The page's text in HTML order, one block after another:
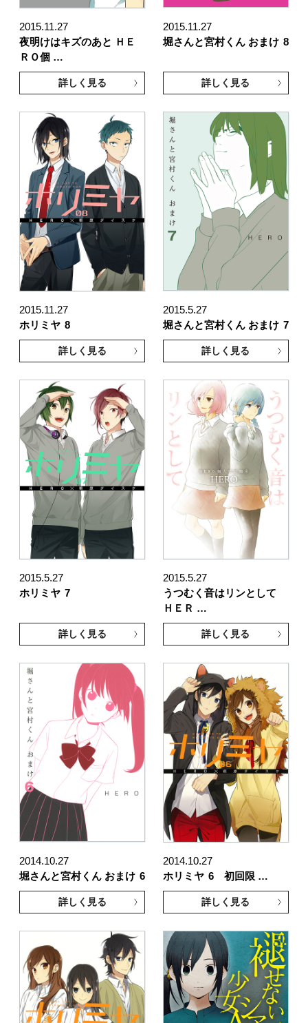
2015.11.27
夜明けはキズのあと ＨＥ
ＲＯ個 …
詳しく見る
2015.11.27
堀さんと宮村くん おまけ 8
詳しく見る
2015.11.27
ホリミヤ 8
詳しく見る
2015.5.27
堀さんと宮村くん おまけ 7
詳しく見る
2015.5.27
ホリミヤ 7
詳しく見る
2015.5.27
うつむく音はリンとして
ＨＥＲ …
詳しく見る
2014.10.27
堀さんと宮村くん おまけ 6
詳しく見る
2014.10.27
ホリミヤ 6 初回限 …
詳しく見る